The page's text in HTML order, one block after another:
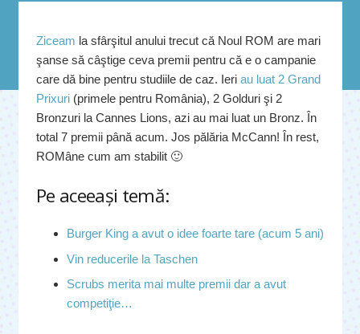
Ziceam la sfârşitul anului trecut că Noul ROM are mari
şanse să câştige ceva premii pentru că e o campanie
care dă bine pentru studiile de caz. Ieri au luat 2 Grand
Prixuri (primele pentru România), 2 Golduri şi 2
Bronzuri la Cannes Lions, azi au mai luat un Bronz. În
total 7 premii până acum. Jos pălăria McCann! În rest,
ROMâne cum am stabilit 🙂
Pe aceeaşi temă:
Burger King a avut o idee foarte tare (acum 5 ani)
Vin reducerile la Taschen
Scrubs merita mai multe premii dar a avut
competiţie…